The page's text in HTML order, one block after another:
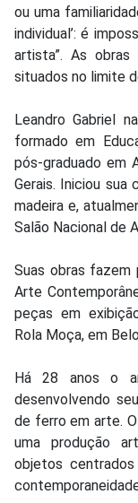
ou uma
individual’: é
artista”. As
situados no limite
Leandro Gabriel
formado em
pós-graduado em
Gerais. Iniciou sua
madeira e,
Salão Nacional de
Suas obras fazem
Arte
peças em
Rola Moça, em
Há 28 anos o
desenvolvendo
de ferro em arte.
uma produção
objetos centrados